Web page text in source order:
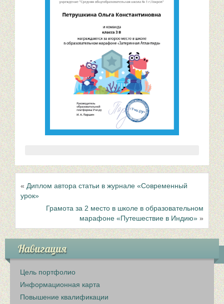
« Диплом автора статьи в журнале «Современный
урок»
Грамота за 2 место в школе в образовательном
марафоне «Путешествие в Индию» »
Навигация
Цель портфолио
Информационная карта
Повышение квалификации